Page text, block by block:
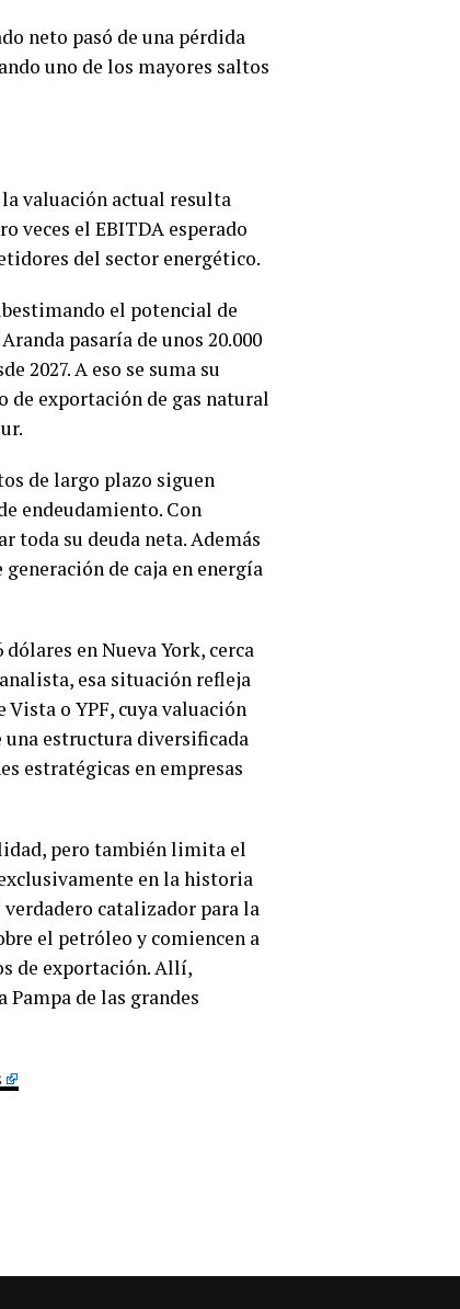
neto pasó de una pérdida
uno de los mayores saltos
valuación actual resulta
veces el EBITDA esperado
del sector energético.
el potencial de
pasaría de unos 20.000
2027. A eso se suma su
exportación de gas natural
de largo plazo siguen
endeudamiento. Con
toda su deuda neta. Además
de caja en energía
en Nueva York, cerca
esa situación refleja
o YPF, cuya valuación
una estructura diversificada
estratégicas en empresas
pero también limita el
en la historia
verdadero catalizador para la
el petróleo y comiencen a
de exportación. Allí,
Pampa de las grandes